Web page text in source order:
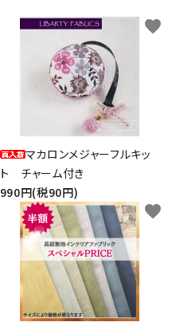
マカロンメジャーフルキッ
ト チャーム付き
990円(税90円)
favorite
favorite